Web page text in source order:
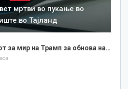
мртви во пукање во
во Тајланд
за мир на Трамп за обнова на…